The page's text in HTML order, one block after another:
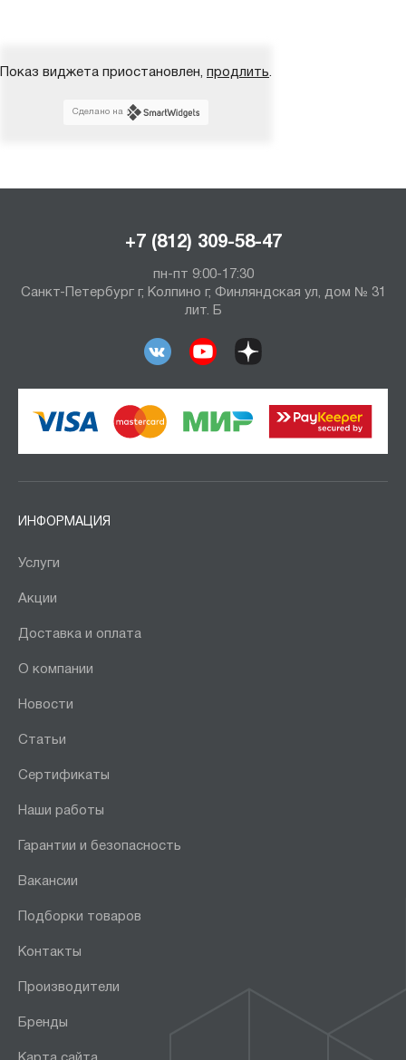
Показ виджета приостановлен, продлить.
Сделано на
+7 (812) 309-58-47
пн-пт 9:00-17:30
Санкт-Петербург г, Колпино г, Финляндская ул, дом № 31
лит. Б
ИНФОРМАЦИЯ
Услуги
Акции
Доставка и оплата
О компании
Новости
Статьи
Сертификаты
Наши работы
Гарантии и безопасность
Вакансии
Подборки товаров
Контакты
Производители
Бренды